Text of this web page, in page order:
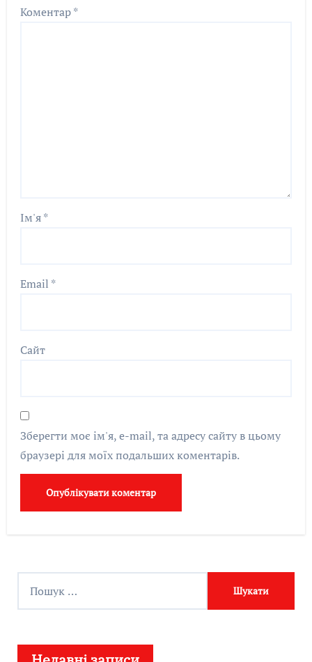
Коментар*
Ім'я*
Email *
Сайт
Зберегти моє ім'я, e-mail, та адресу сайту в цьому
браузері для моїх подальших коментарів.